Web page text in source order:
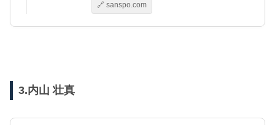
🔗 sanspo.com
3.内山 壮真